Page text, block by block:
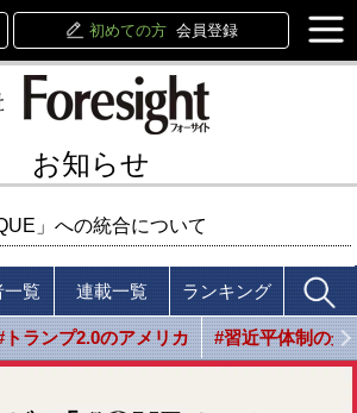
初めての方 会員登録
お知らせ
」への統合について
一覧 連載一覧 ランキング
トランプ2.0のアメリカ #習近平体制の光